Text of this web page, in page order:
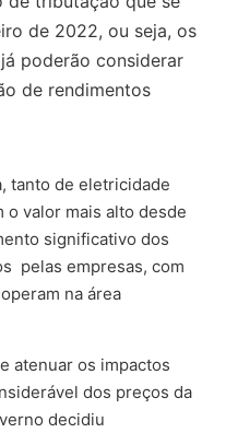
de 2022, ou seja, os
poderão considerar
de rendimentos
tanto de eletricidade
o valor mais alto desde
significativo dos
pelas empresas, com
na área
atenuar os impactos
dos preços da
decidiu